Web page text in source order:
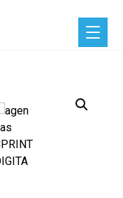
Agrandir l'image